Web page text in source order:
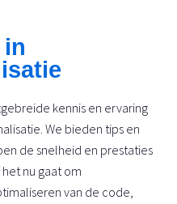
in
kennis en ervaring
We bieden tips en
de snelheid en prestaties
nu gaat om
van de code,